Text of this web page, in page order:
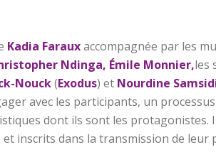
Kadia Farauxaccompagnée par les
Ndinga, Émile Monnier,les
Nouck(Exodus) et Nourdine
avec les participants, un
dont ils sont les protagonistes.
inscrits dans la transmission de leur